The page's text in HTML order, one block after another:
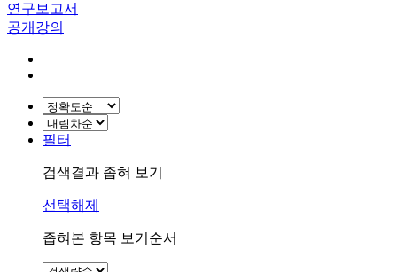
연구보고서
공개강의
필터
검색결과 좁혀 보기
선택해제
좁혀본 항목 보기순서